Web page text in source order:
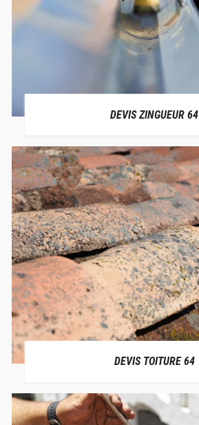
DEVIS ZINGUEUR 64
DEVIS TOITURE 64